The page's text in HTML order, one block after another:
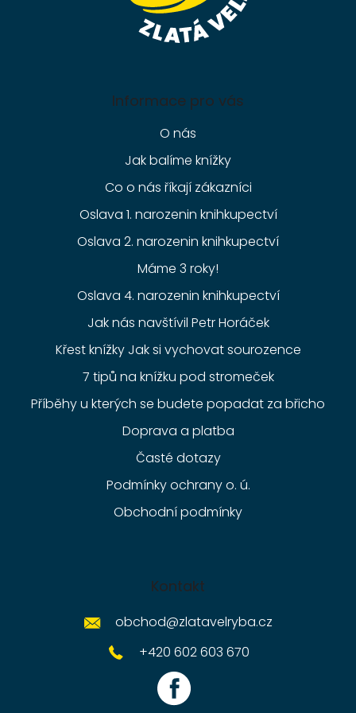
Informace pro vás
O nás
Jak balíme knížky
Co o nás říkají zákazníci
Oslava 1. narozenin knihkupectví
Oslava 2. narozenin knihkupectví
Máme 3 roky!
Oslava 4. narozenin knihkupectví
Jak nás navštívil Petr Horáček
Křest knížky Jak si vychovat sourozence
7 tipů na knížku pod stromeček
Příběhy u kterých se budete popadat za břicho
Doprava a platba
Časté dotazy
Podmínky ochrany o. ú.
Obchodní podmínky
Kontakt
obchod@zlatavelryba.cz
+420 602 603 670